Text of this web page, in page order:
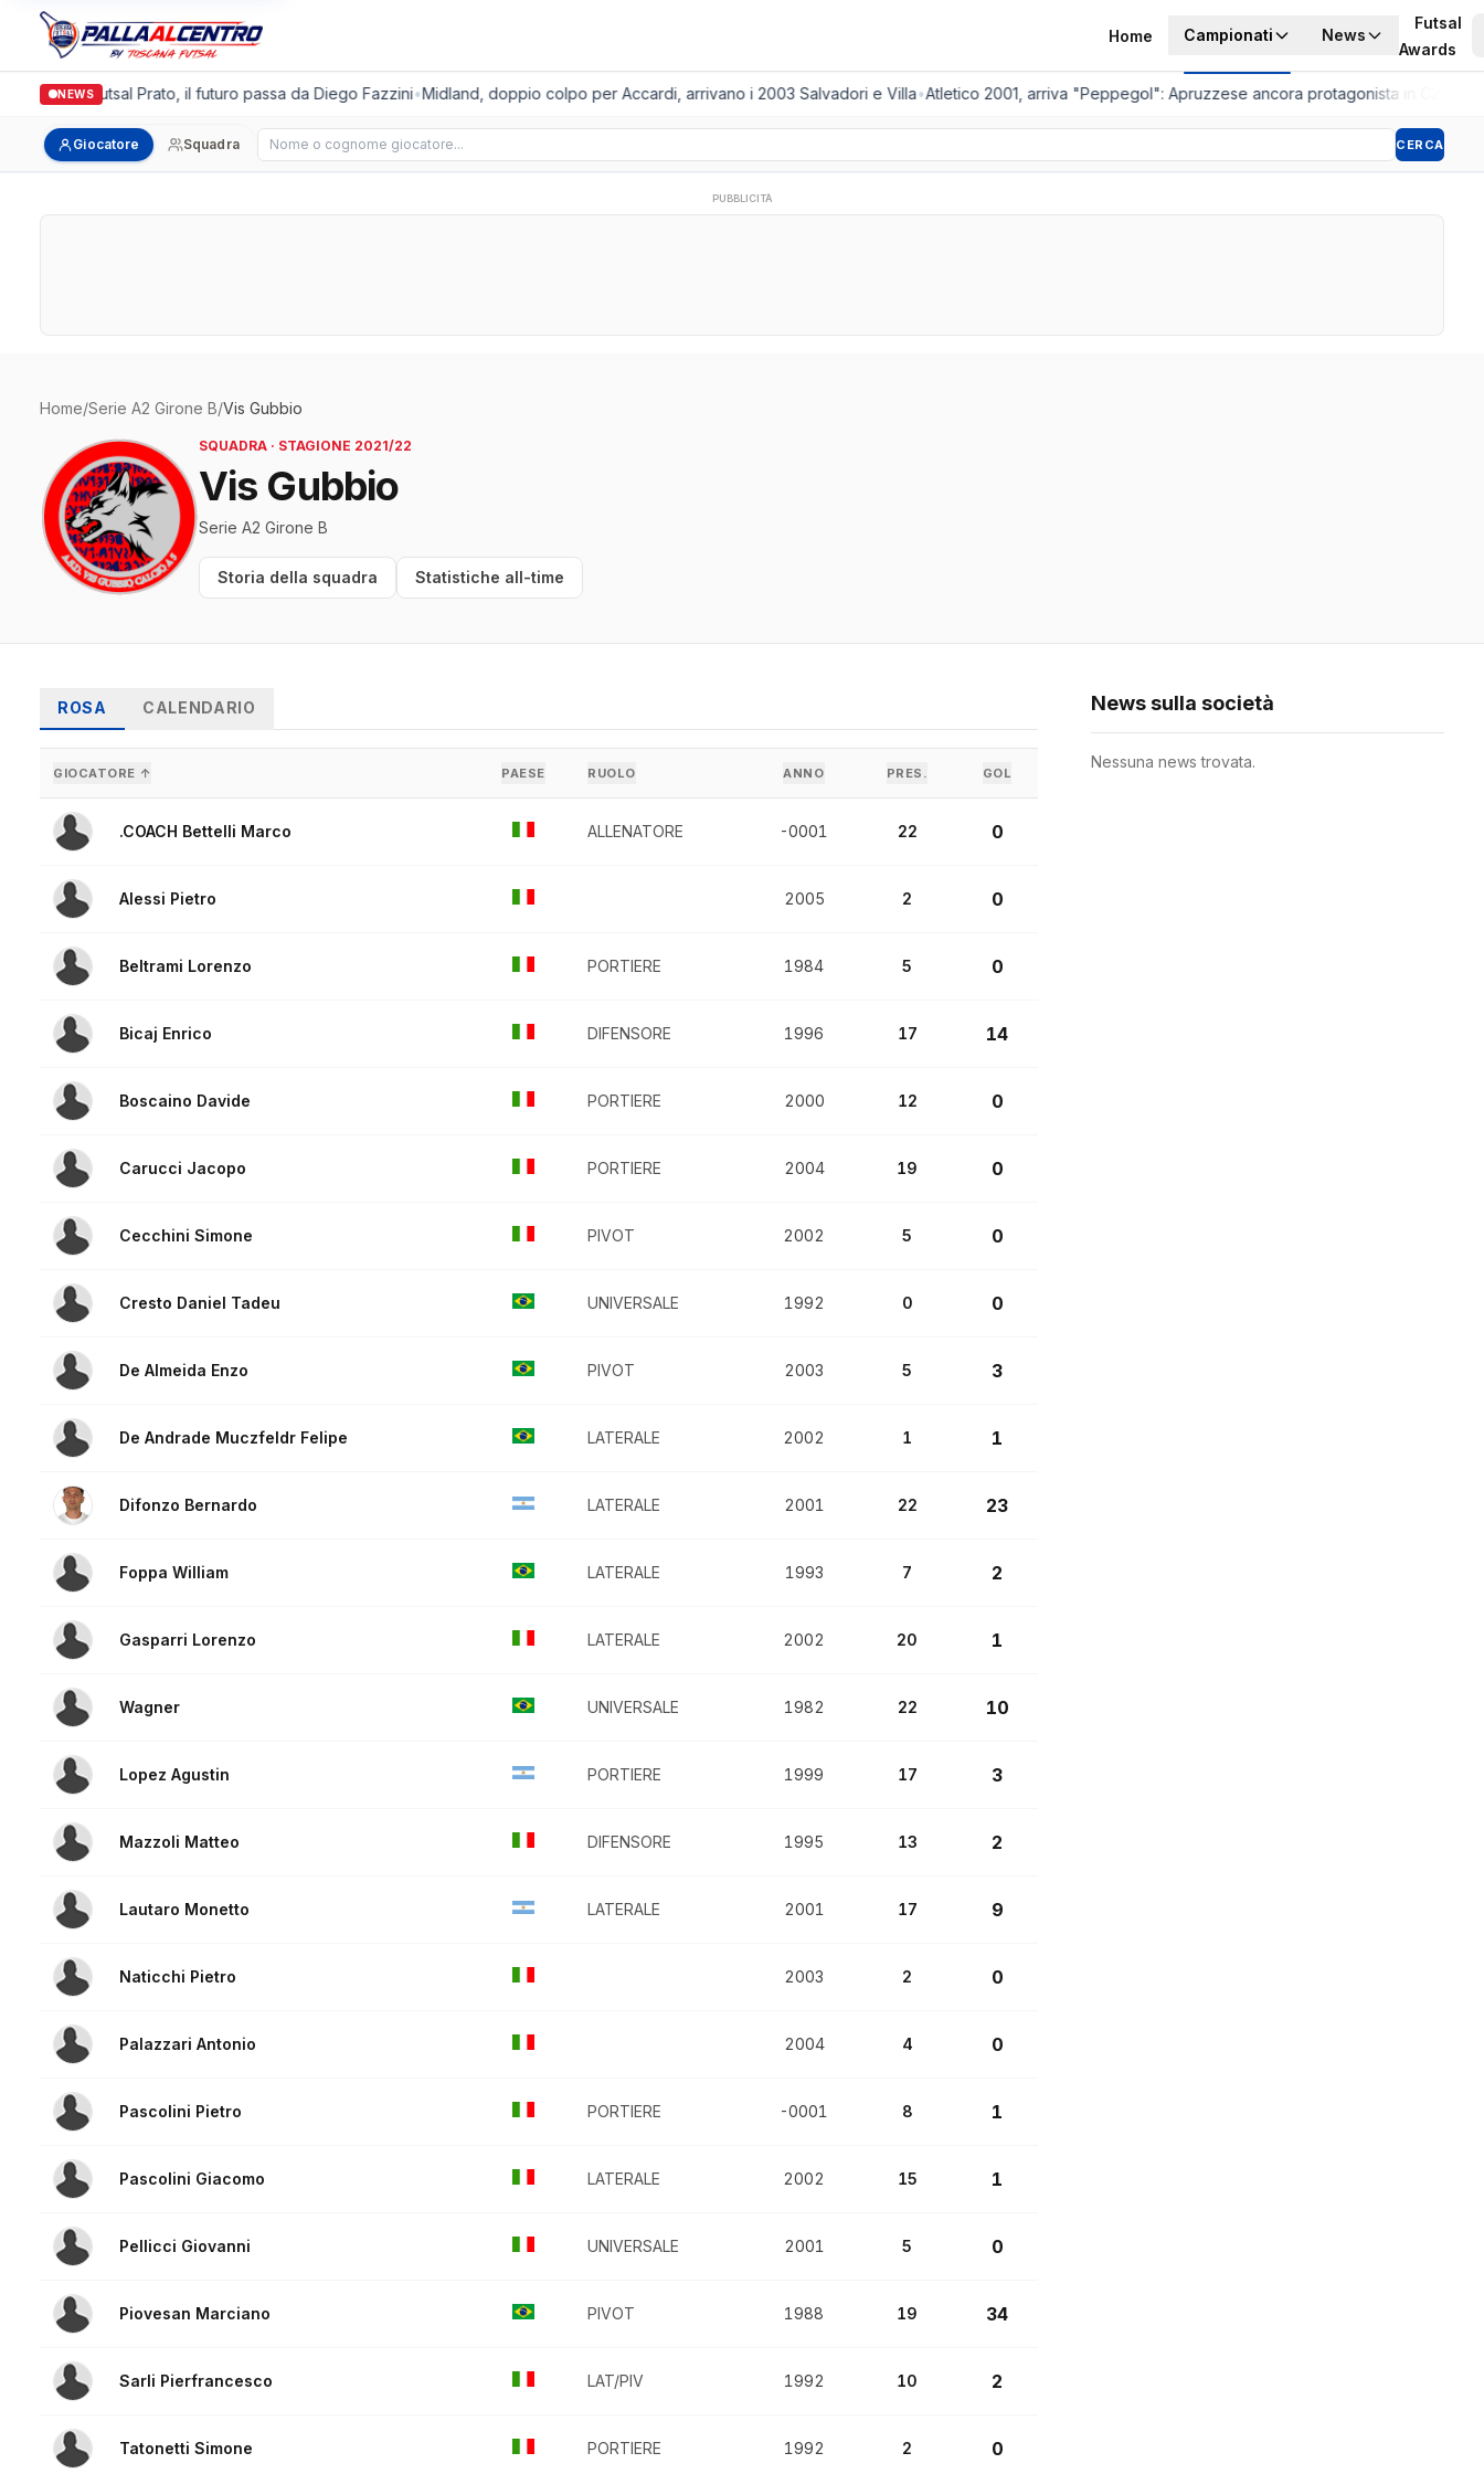
Home Campionati News
Futsal
Awards
NEWS
Italgronda Futsal Prato, il futuro passa da Diego Fazzini•Midland, doppio colpo per Accardi, arrivano i 2003 Salvadori e Villa•Atletico 2001, arriva "Peppegol": Apruzzese ancora protagonista in C2
Giocatore Squadra Cerca giocatore CERCA
PUBBLICITÀ
Home/Serie A2 Girone B/Vis Gubbio
SQUADRA · STAGIONE 2021/22
Vis Gubbio
Serie A2 Girone B
Storia della squadra Statistiche all-time
ROSA CALENDARIO
GIOCATORE ↑ PAESE RUOLO ANNO PRES. GOL
.COACH Bettelli Marco ALLENATORE -0001 22 0
Alessi Pietro 2005 2 0
Beltrami Lorenzo PORTIERE 1984 5 0
Bicaj Enrico DIFENSORE 1996 17 14
Boscaino Davide PORTIERE 2000 12 0
Carucci Jacopo PORTIERE 2004 19 0
Cecchini Simone PIVOT 2002 5 0
Cresto Daniel Tadeu UNIVERSALE 1992 0 0
De Almeida Enzo PIVOT 2003 5 3
De Andrade Muczfeldr Felipe LATERALE 2002 1 1
Difonzo Bernardo LATERALE 2001 22 23
Foppa William LATERALE 1993 7 2
Gasparri Lorenzo LATERALE 2002 20 1
Wagner UNIVERSALE 1982 22 10
Lopez Agustin PORTIERE 1999 17 3
Mazzoli Matteo DIFENSORE 1995 13 2
Lautaro Monetto LATERALE 2001 17 9
Naticchi Pietro 2003 2 0
Palazzari Antonio 2004 4 0
Pascolini Pietro PORTIERE -0001 8 1
Pascolini Giacomo LATERALE 2002 15 1
Pellicci Giovanni UNIVERSALE 2001 5 0
Piovesan Marciano PIVOT 1988 19 34
Sarli Pierfrancesco LAT/PIV 1992 10 2
Tatonetti Simone PORTIERE 1992 2 0
News sulla società
Nessuna news trovata.